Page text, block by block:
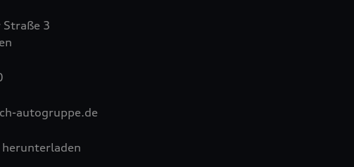
3
autogruppe.de